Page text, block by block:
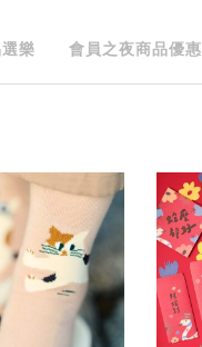
樂 會員之夜商品優惠